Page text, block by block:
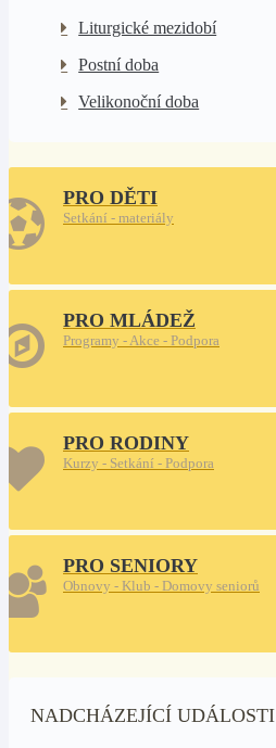
Liturgické mezidobí
Postní doba
Velikonoční doba
PRO DĚTI
Setkání - materiály
PRO MLÁDEŽ
Programy - Akce - Podpora
PRO RODINY
Kurzy - Setkání - Podpora
PRO SENIORY
Obnovy - Klub - Domovy seniorů
NADCHÁZEJÍCÍ UDÁLOSTI